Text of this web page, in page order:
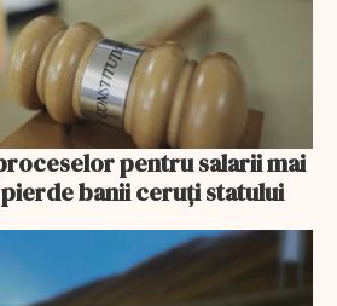
pentru salarii mai
banii ceruți statului